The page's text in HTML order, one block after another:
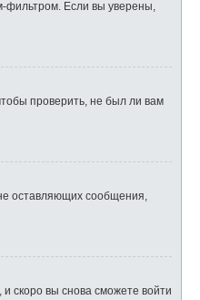
фильтром. Если вы уверены,
проверить, не был ли вам
оставляющих сообщения,
скоро вы снова сможете войти